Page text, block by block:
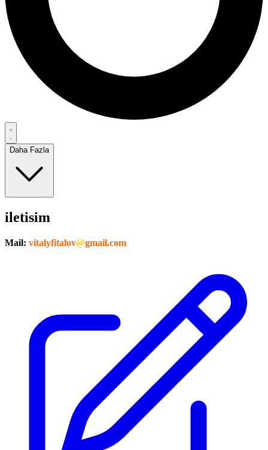
Daha Fazla
iletisim
Mail: vitalyfitalov@gmail.com